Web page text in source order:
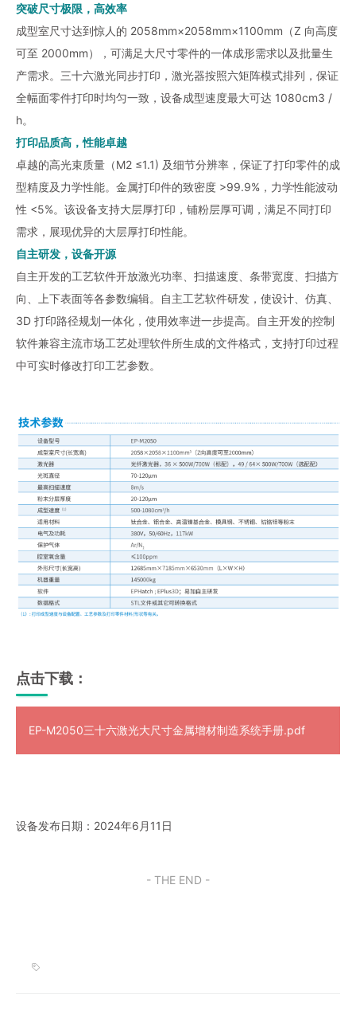
突破尺寸极限，高效率
成型室尺寸达到惊人的 2058mm×2058mm×1100mm（Z 向高度
可至 2000mm），可满足大尺寸零件的一体成形需求以及批量生
产需求。三十六激光同步打印，激光器按照六矩阵模式排列，保证
全幅面零件打印时均匀一致，设备成型速度最大可达 1080cm3 /
h。
打印品质高，性能卓越
卓越的高光束质量（M2 ≤1.1) 及细节分辨率，保证了打印零件的成
型精度及力学性能。金属打印件的致密度 >99.9%，力学性能波动
性 <5%。该设备支持大层厚打印，铺粉层厚可调，满足不同打印
需求，展现优异的大层厚打印性能。
自主研发，设备开源
自主开发的工艺软件开放激光功率、扫描速度、条带宽度、扫描方
向、上下表面等各参数编辑。自主工艺软件研发，使设计、仿真、
3D 打印路径规划一体化，使用效率进一步提高。自主开发的控制
软件兼容主流市场工艺处理软件所生成的文件格式，支持打印过程
中可实时修改打印工艺参数。
点击下载：
EP-M2050三十六激光大尺寸金属增材制造系统手册.pdf
设备发布日期：2024年6月11日
- THE END -